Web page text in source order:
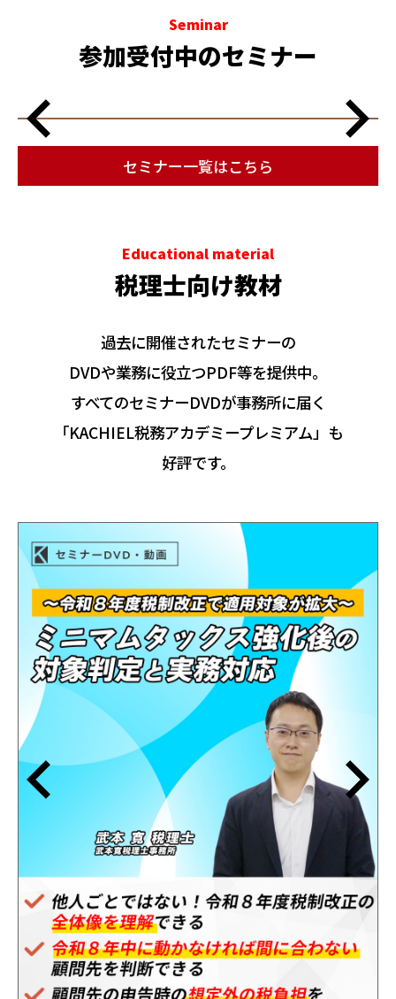
Seminar
参加受付中のセミナー
セミナー一覧はこちら
Educational material
税理士向け教材
過去に開催されたセミナーの
DVDや業務に役立つPDF等を提供中。
すべてのセミナーDVDが事務所に届く
「KACHIEL税務アカデミープレミアム」も
好評です。